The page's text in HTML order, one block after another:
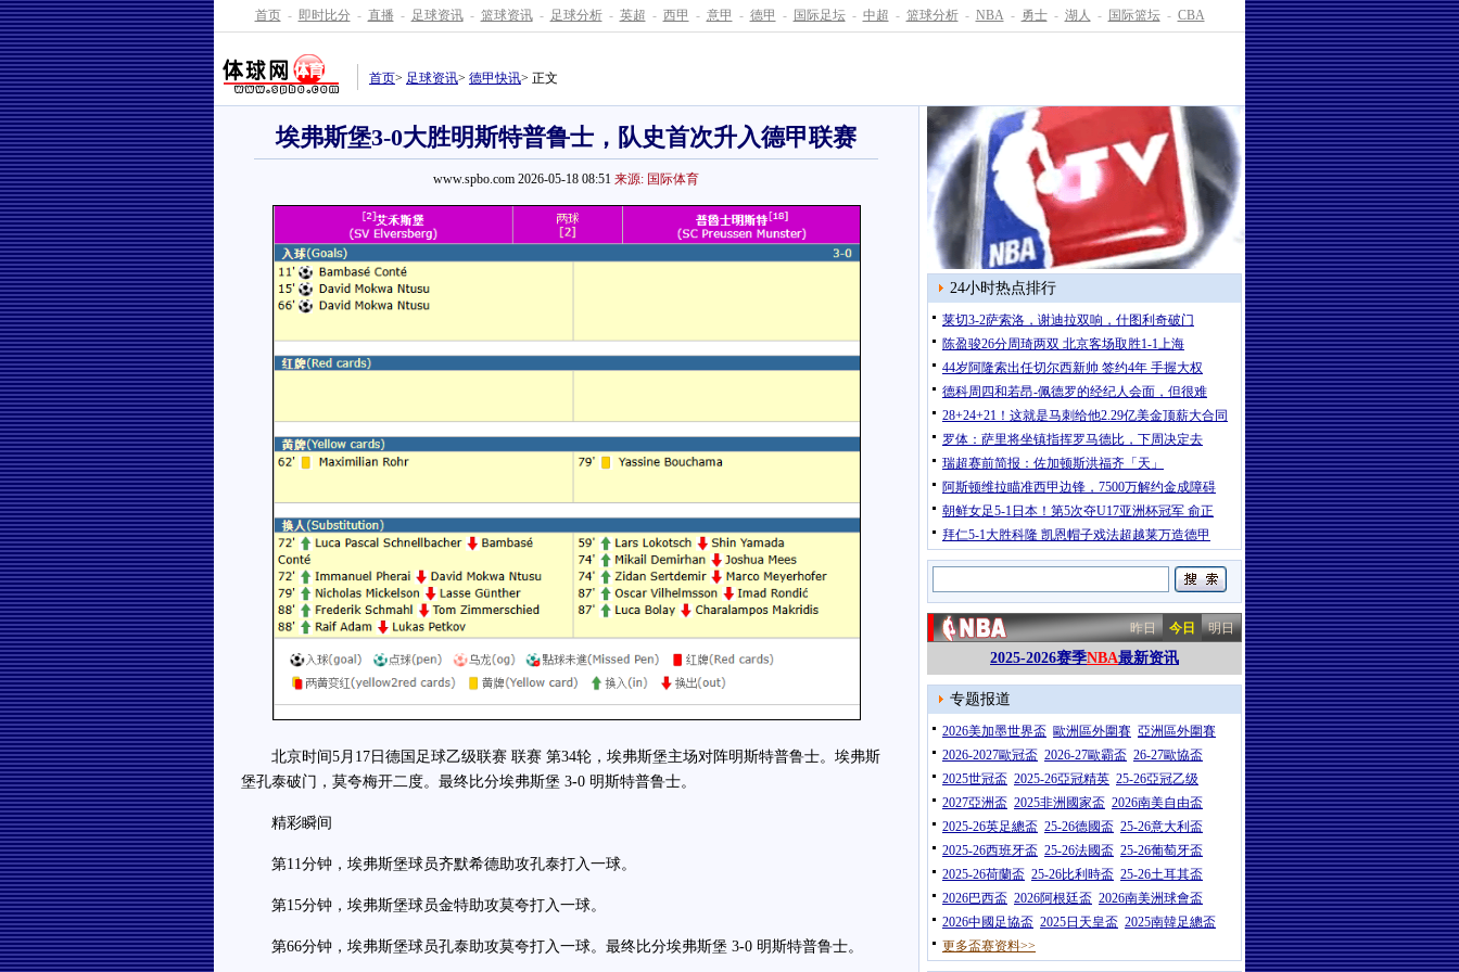
首页 - 即时比分 - 直播 - 足球资讯 - 篮球资讯 - 足球分析 - 英超 - 西甲 - 意甲 - 德甲 - 国际足坛 - 中超 - 篮球分析 - NBA - 勇士 - 湖人 - 国际篮坛 - CBA
首页> 足球资讯> 德甲快讯> 正文
埃弗斯堡3-0大胜明斯特普鲁士，队史首次升入德甲联赛
www.spbo.com 2026-05-18 08:51 来源: 国际体育
北京时间5月17日德国足球乙级联赛 联赛 第34轮，埃弗斯堡主场对阵明斯特普鲁士。埃弗斯
堡孔泰破门，莫夸梅开二度。最终比分埃弗斯堡 3-0 明斯特普鲁士。
精彩瞬间
第11分钟，埃弗斯堡球员齐默希德助攻孔泰打入一球。
第15分钟，埃弗斯堡球员金特助攻莫夸打入一球。
第66分钟，埃弗斯堡球员孔泰助攻莫夸打入一球。最终比分埃弗斯堡 3-0 明斯特普鲁士。
24小时热点排行
莱切3-2萨索洛，谢迪拉双响，什图利奇破门
陈盈骏26分周琦两双 北京客场取胜1-1上海
44岁阿隆索出任切尔西新帅 签约4年 手握大权
德科周四和若昂-佩德罗的经纪人会面，但很难
28+24+21！这就是马刺给他2.29亿美金顶薪大合同
罗体：萨里将坐镇指挥罗马德比，下周决定去
瑞超赛前简报：佐加顿斯洪福齐「天」
阿斯顿维拉瞄准西甲边锋，7500万解约金成障碍
朝鲜女足5-1日本！第5次夺U17亚洲杯冠军 俞正
拜仁5-1大胜科隆 凯恩帽子戏法超越莱万造德甲
昨日 今日 明日
2025-2026赛季NBA最新资讯
专题报道
2026美加墨世界盃 歐洲區外圍賽 亞洲區外圍賽
2026-2027歐冠盃 2026-27歐霸盃 26-27歐協盃
2025世冠盃 2025-26亞冠精英 25-26亞冠乙级
2027亞洲盃 2025非洲國家盃 2026南美自由盃
2025-26英足總盃 25-26德國盃 25-26意大利盃
2025-26西班牙盃 25-26法國盃 25-26葡萄牙盃
2025-26荷蘭盃 25-26比利時盃 25-26土耳其盃
2026巴西盃 2026阿根廷盃 2026南美洲球會盃
2026中國足協盃 2025日天皇盃 2025南韓足總盃
更多盃赛资料>>